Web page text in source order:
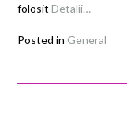
folosit Detalii…
Posted in General